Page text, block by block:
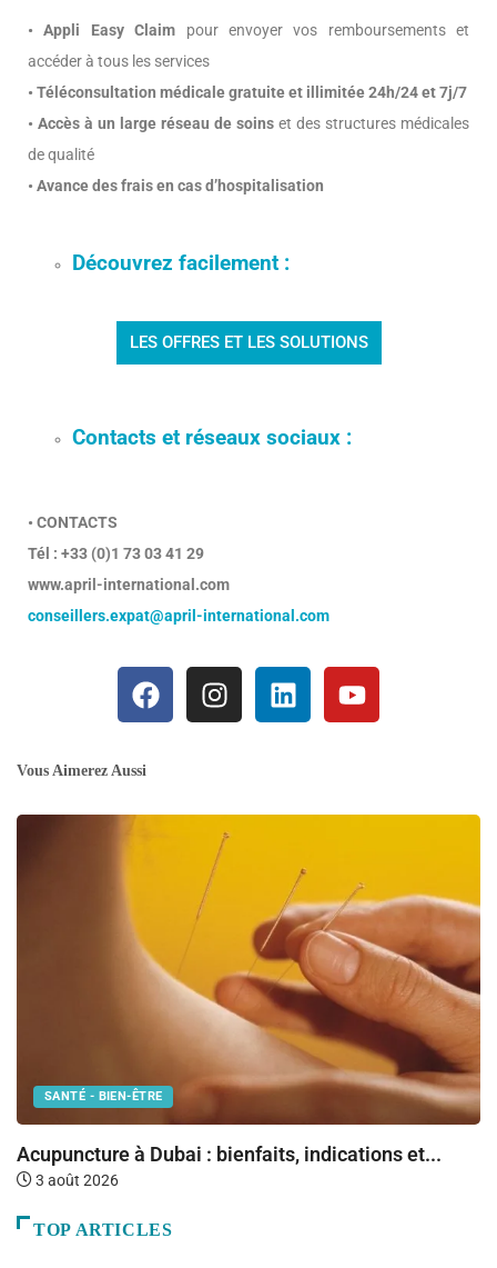
• Appli Easy Claim pour envoyer vos remboursements et
accéder à tous les services
• Téléconsultation médicale gratuite et illimitée 24h/24 et 7j/7
• Accès à un large réseau de soins et des structures médicales
de qualité
• Avance des frais en cas d’hospitalisation
Découvrez facilement :
LES OFFRES ET LES SOLUTIONS
Contacts et réseaux sociaux :
• CONTACTS
Tél : +33 (0)1 73 03 41 29
www.april-international.com
conseillers.expat@april-international.com
Vous Aimerez Aussi
SANTÉ - BIEN-ÊTRE
Acupuncture à Dubai : bienfaits, indications et...
3 août 2026
TOP ARTICLES